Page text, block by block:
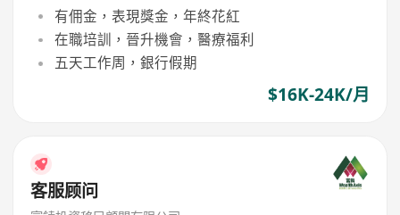
有佣金，表現獎金，年終花紅
在職培訓，晉升機會，醫療福利
五天工作周，銀行假期
$16K-24K/月
客服顾问